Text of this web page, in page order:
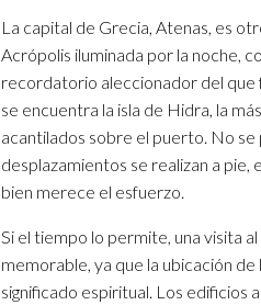
La capital de Grecia, Atenas, es
Acrópolis iluminada por la noche,
recordatorio aleccionador del que
se encuentra la isla de Hidra, la
acantilados sobre el puerto. No se
desplazamientos se realizan a
bien merece el esfuerzo.
Si el tiempo lo permite, una visita
memorable, ya que la ubicación
significado espiritual. Los edificios